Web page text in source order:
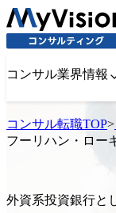
コンサル業界情報
コンサル転職TOP>
フーリハン・ロー
外資系投資銀行と